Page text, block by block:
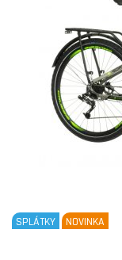
SPLÁTKY NOVINKA